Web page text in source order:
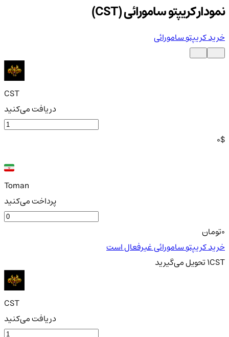
نمودار کریپتو سامورائی (CST)
خرید کریپتو سامورائی
CST
دریافت می‌کنید
0$
Toman
پرداخت می‌کنید
تومان
خرید کریپتو سامورائی غیرفعال است
1CSTتحویلمی‌گیرید
CST
دریافت می‌کنید